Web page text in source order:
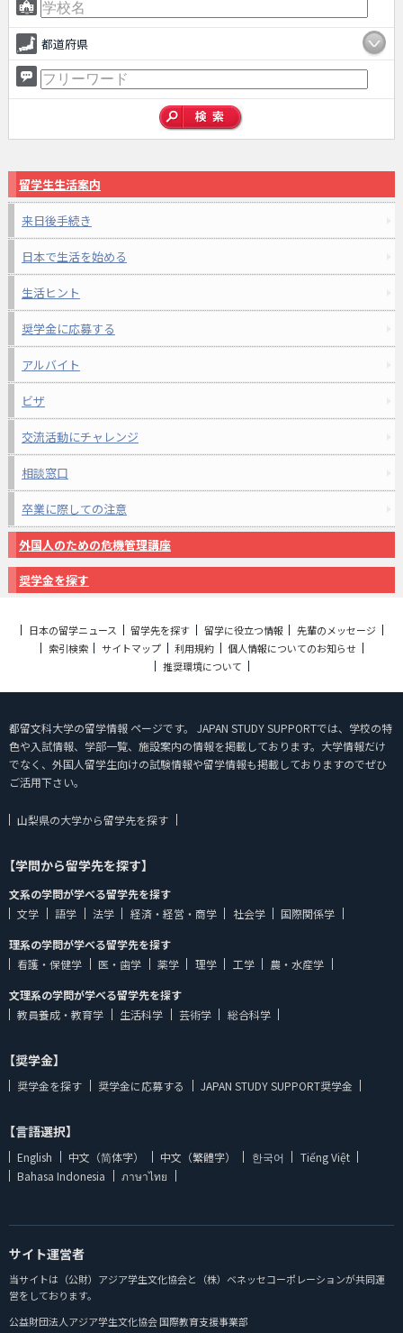
都道府県
留学生生活案内
来日後手続き
日本で生活を始める
生活ヒント
奨学金に応募する
アルバイト
ビザ
交流活動にチャレンジ
相談窓口
卒業に際しての注意
外国人のための危機管理講座
奨学金を探す
日本の留学ニュース 留学先を探す 留学に役立つ情報
先輩のメッセージ
索引検索
サイトマップ 利用規約
個人情報についてのお知らせ
推奨環境について
都留文科大学の留学情報 ページです。 JAPAN STUDY SUPPORTでは、学校の特
色や入試情報、学部一覧、施設案内の情報を掲載しております。大学情報だけ
でなく、外国人留学生向けの試験情報や留学情報も掲載しておりますのでぜひ
ご活用下さい。
山梨県の大学から留学先を探す
【学問から留学先を探す】
文系の学問が学べる留学先を探す
文学
語学 法学 経済・経営・商学 社会学
国際関係学
理系の学問が学べる留学先を探す
看護・保健学
医・歯学 薬学 理学 工学
農・水産学
文理系の学問が学べる留学先を探す
教員養成・教育学
生活科学 芸術学 総合科学
【奨学金】
奨学金を探す 奨学金に応募する JAPAN STUDY SUPPORT奨学金
【言語選択】
English 中文（简体字） 中文（繁體字） 한국어
Tiếng Việt
Bahasa Indonesia
ภาษาไทย
サイト運営者
当サイトは（公財）アジア学生文化協会と（株）ベネッセコーポレーションが共同運
営をしております。
公益財団法人アジア学生文化協会 国際教育支援事業部